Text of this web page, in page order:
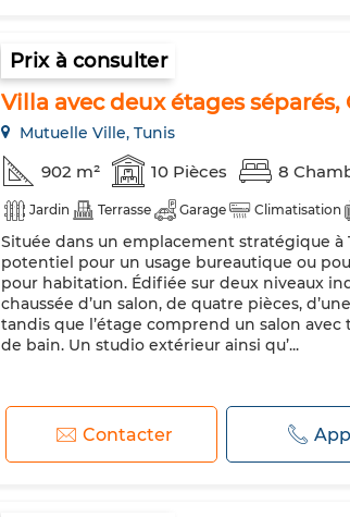
Prix à consulter
Villa avec deux étages séparés,
Mutuelle Ville, Tunis
902 m² 10 Pièces 8
Jardin Terrasse Garage Climatisation
Située dans un emplacement stratégique
potentiel pour un usage bureautique ou
pour habitation. Édifiée sur deux niveaux
chaussée d’un salon, de quatre pièces,
tandis que l’étage comprend un salon
de bain. Un studio extérieur ainsi qu’...
Contacter